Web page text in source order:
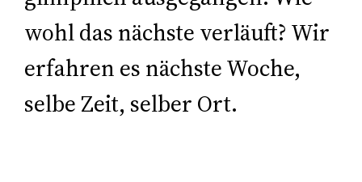
wohl das nächste verläuft? Wir
erfahren es nächste Woche,
selbe Zeit, selber Ort.